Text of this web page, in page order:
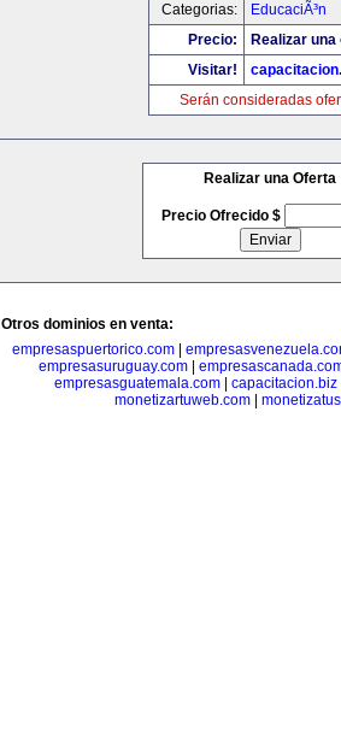
Categorias:
EducaciÃ³n
Precio:
Realizar
Visitar!
Serán consideradas
Realizar una Oferta
Precio Ofrecido $
Otros dominios en venta:
empresaspuertorico.com
empresasuruguay.com|
empresasguatemala.com
capacitacion.biz
monetizartuweb.com|